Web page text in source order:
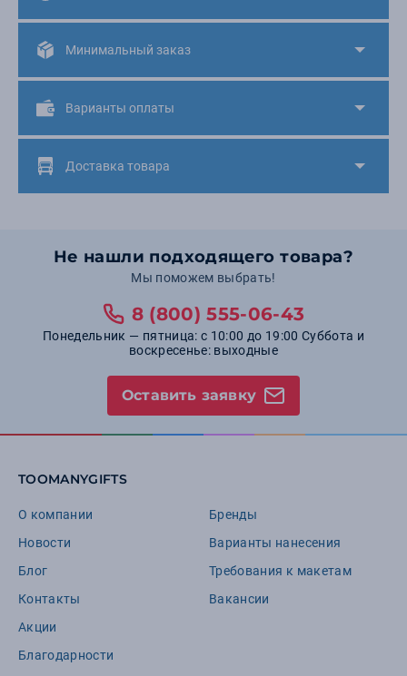
Минимальный заказ
Варианты оплаты
Доставка товара
Не нашли подходящего товара?
Мы поможем выбрать!
8 (800) 555-06-43
Понедельник — пятница: с 10:00 до 19:00 Суббота и
воскресенье: выходные
Оставить заявку
TOOMANYGIFTS
О компании
Новости
Блог
Контакты
Акции
Благодарности
Бренды
Варианты нанесения
Требования к макетам
Вакансии